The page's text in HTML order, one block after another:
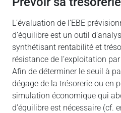
L’évaluation de l’EBE
d’équilibre est un outil
synthétisant rentabilité et
résistance de l’exploitation
Afin de déterminer le seuil à
dégage de la trésorerie ou en
simulation économique qui
d’équilibre est nécessaire (cf.